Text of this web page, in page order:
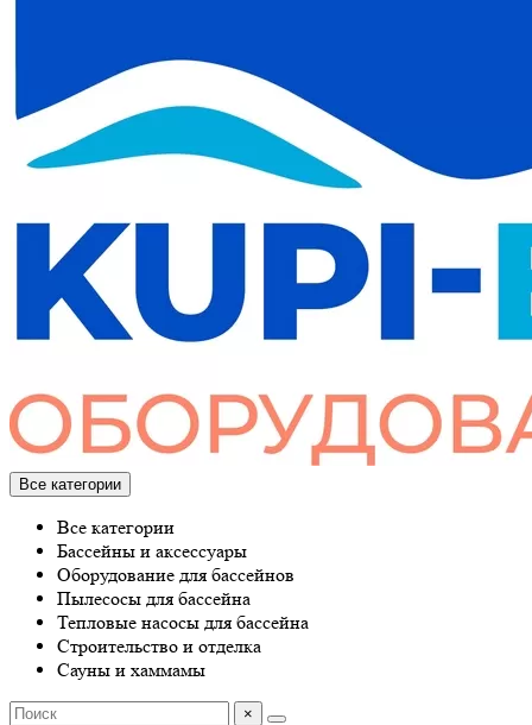
Все категории
Все категории
Бассейны и аксессуары
Оборудование для бассейнов
Пылесосы для бассейна
Тепловые насосы для бассейна
Строительство и отделка
Сауны и хаммамы
×